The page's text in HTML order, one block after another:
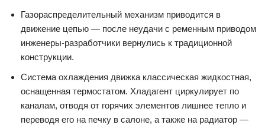
Газораспределительный механизм приводится в
движение цепью — после неудачи с ременным приводом
инженеры-разработчики вернулись к традиционной
конструкции.
Система охлаждения движка классическая жидкостная,
оснащенная термостатом. Хладагент циркулирует по
каналам, отводя от горячих элементов лишнее тепло и
переводя его на печку в салоне, а также на радиатор —